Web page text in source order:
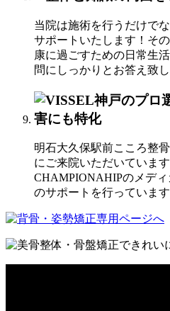
当院は施術を行うだけで
サポートいたします！そ
康に過ごすための日常生
問にしっかりとお答え致し
明石大久保駅前こころ整
にご来院いただいていま
CHAMPIONAHIPのメデ
のサポートを行っています